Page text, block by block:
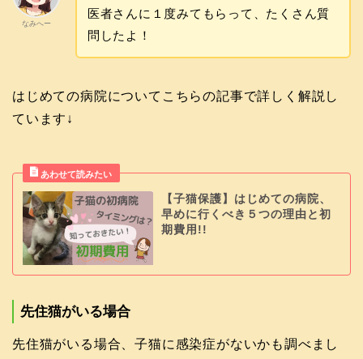
なみへー
医者さんに１度みてもらって、たくさん質
問したよ！
はじめての病院についてこちらの記事で詳しく解説し
ています↓
【子猫保護】はじめての病院、
早めに行くべき５つの理由と初
期費用!!
先住猫がいる場合
先住猫がいる場合、子猫に感染症がないかも調べまし